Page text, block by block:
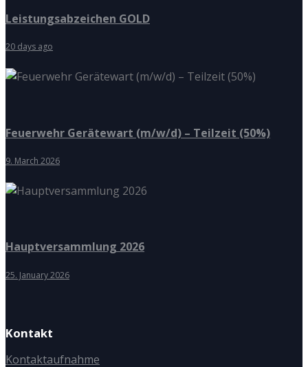
Leistungsabzeichen GOLD
20 days ago
Feuerwehr Gerätewart (m/w/d) – Teilzeit (50%)
9. March 2026
Hauptversammlung 2026
25. January 2026
Kontakt
Kontaktaufnahme